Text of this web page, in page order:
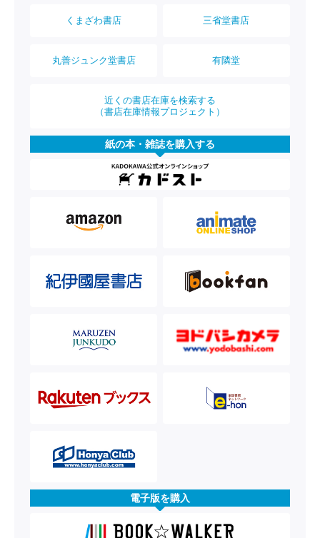
くまざわ書店 三省堂書店
丸善ジュンク堂書店 有隣堂
近くの書店在庫を検索する
（書店在庫情報プロジェクト）
紙の本・雑誌を購入する
電子版を購入